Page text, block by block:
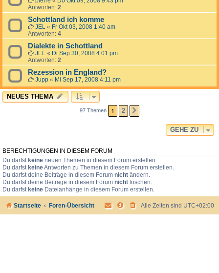
Antworten: 2
Schottland ich komme
JEL « Fr Okt 03, 2008 1:40 am
Antworten: 4
Dialekte in Schottland
JEL « Di Sep 30, 2008 4:01 pm
Antworten: 2
Rezession in England?
Jupp « Mi Sep 17, 2008 4:11 pm
NEUES THEMA
97 Themen 1 2
GEHE ZU
BERECHTIGUNGEN IN DIESEM FORUM
Du darfst keine neuen Themen in diesem Forum erstellen.
Du darfst keineAntworten zu Themen in diesem Forum erstellen.
Du darfst deine Beiträge in diesem Forum nicht ändern.
Du darfst deine Beiträge in diesem Forum nicht löschen.
Du darfst keine Dateianhänge in diesem Forum erstellen.
Startseite Foren-Übersicht Alle Zeiten sind UTC+02:00